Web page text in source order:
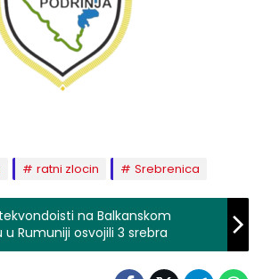
ratni zlocin Srebrenica
na Balkanskom
Rumuniji osvojili 3 srebra